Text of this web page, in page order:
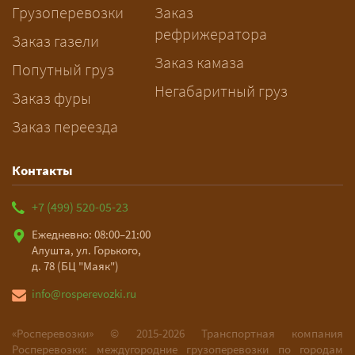
рассчитает маршрут и запустит
подготовку документов.
Грузоперевозки
Заказ газели
Попутный груз
Заказ фуры
Заказ переезда
Заказ
рефрижератора
Заказ камаза
Негабаритный груз
Контакты
+7 (499) 520-05-23
Ежедневно: 08:00–21:00
Алушта, ул. Горького,
д. 78 (БЦ "Маяк")
info@rosperevozki.ru
«Росперевозки» © 2015-2026
Транспортная компания
Росперевозки: междугородние грузоперевозки по городам